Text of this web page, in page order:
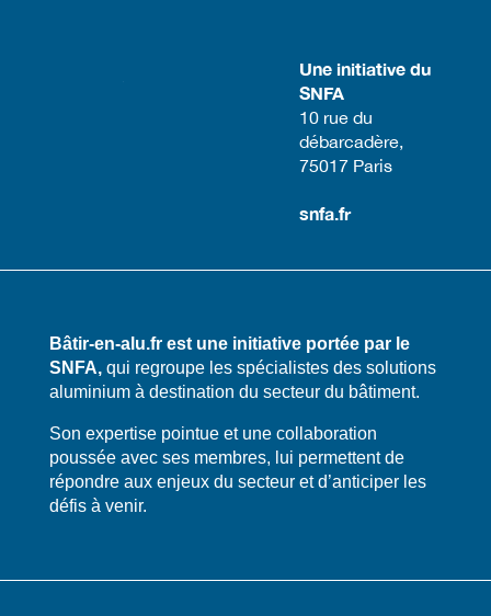
Une initiative du
SNFA
​10 rue du
débarcadère,
75017 Paris​
snfa.fr
Bâtir-en-alu.fr est une initiative portée par le
SNFA,qui regroupe les spécialistes des solutions
aluminium à destination du secteur du bâtiment.
​​Son expertise pointue et une collaboration
poussée avec ses membres, lui permettent de
répondre aux enjeux du secteur et d’anticiper les
défis à venir.